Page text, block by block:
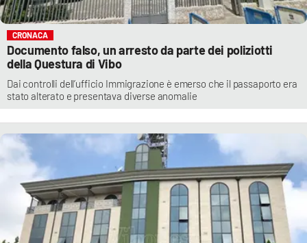
CRONACA
Documento falso, un arresto da parte dei poliziotti
della Questura di Vibo
Dai controlli dell’ufficio Immigrazione è emerso che il passaporto era
stato alterato e presentava diverse anomalie